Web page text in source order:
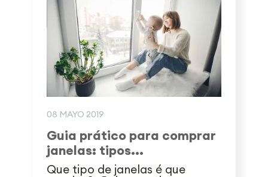
08 MAYO 2019
Guia prático para comprar
janelas: tipos...
Que tipo de janelas é que